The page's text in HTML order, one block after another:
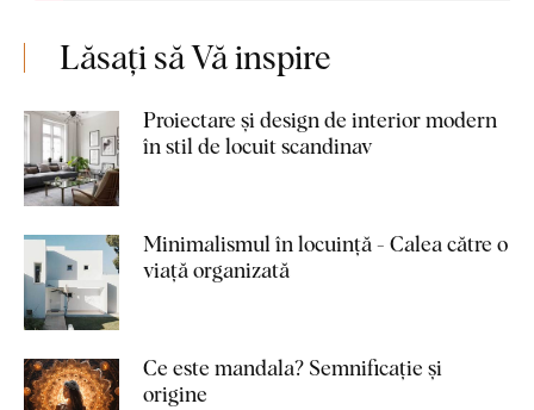
Lăsați să Vă inspire
Proiectare și design de interior modern
în stil de locuit scandinav
Minimalismul în locuință - Calea către o
viață organizată
Ce este mandala? Semnificație și
origine